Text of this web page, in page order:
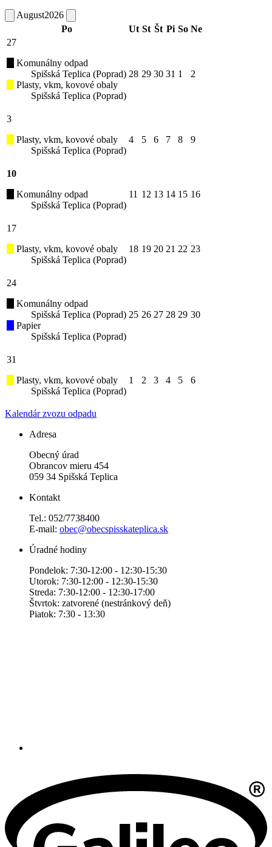
August2026
Po
Ut St Št Pi So Ne
27
Komunálny odpad
Spišská Teplica (Poprad)
Plasty, vkm, kovové obaly
Spišská Teplica (Poprad)
28 29 30 31 1 2
3
Plasty, vkm, kovové obaly
Spišská Teplica (Poprad)
4 5 6 7 8 9
10
Komunálny odpad
Spišská Teplica (Poprad)
11 12 13 14 15 16
17
Plasty, vkm, kovové obaly
Spišská Teplica (Poprad)
18 19 20 21 22 23
24
Komunálny odpad
Spišská Teplica (Poprad)
Papier
Spišská Teplica (Poprad)
25 26 27 28 29 30
31
Plasty, vkm, kovové obaly
Spišská Teplica (Poprad)
1 2 3 4 5 6
Kalendár zvozu odpadu
Adresa
Obecný úrad
Obrancov mieru 454
059 34 Spišská Teplica
Kontakt
Tel.: 052/7738400
E-mail: obec@obecspisskateplica.sk
Úradné hodiny
Pondelok: 7:30-12:00 - 12:30-15:30
Utorok: 7:30-12:00 - 12:30-15:30
Streda: 7:30-12:00 - 12:30-17:00
Štvrtok: zatvorené (nestránkový deň)
Piatok: 7:30 - 13:30